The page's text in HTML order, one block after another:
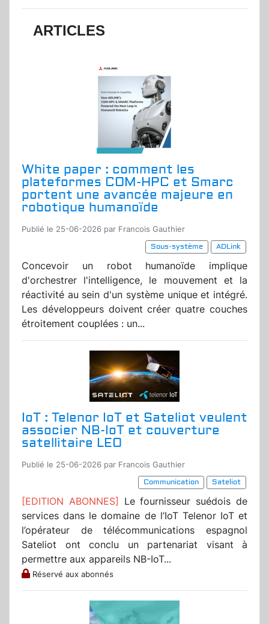
ARTICLES
White paper : comment les
plateformes COM-HPC et Smarc
portent une avancée majeure en
robotique humanoïde
Publié le 25-06-2026 par Francois Gauthier
Sous-système
ADLink
Concevoir un robot humanoïde implique
d'orchestrer l'intelligence, le mouvement et la
réactivité au sein d'un système unique et intégré.
Les développeurs doivent créer quatre couches
étroitement couplées : un...
IoT : Telenor IoT et Sateliot veulent
associer NB-IoT et couverture
satellitaire LEO
Publié le 25-06-2026 par Francois Gauthier
Communication
Sateliot
[EDITION ABONNES] Le fournisseur suédois de
services dans le domaine de l’IoT Telenor IoT et
l’opérateur de télécommunications espagnol
Sateliot ont conclu un partenariat visant à
permettre aux appareils NB-IoT...
Réservé aux abonnés